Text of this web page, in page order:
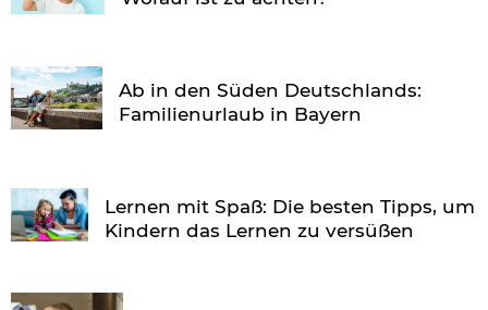
Ab in den Süden Deutschlands:
Familienurlaub in Bayern
Lernen mit Spaß: Die besten Tipps, um
Kindern das Lernen zu versüßen